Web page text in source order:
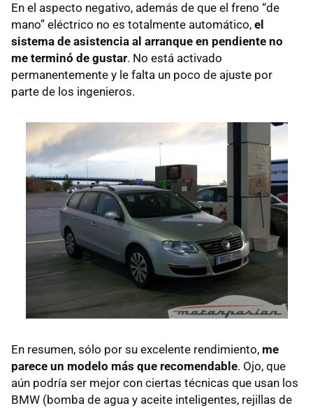
En el aspecto negativo, además de que el freno “de
mano” eléctrico no es totalmente automático, el
sistema de asistencia al arranque en pendiente no
me terminó de gustar. No está activado
permanentemente y le falta un poco de ajuste por
parte de los ingenieros.
En resumen, sólo por su excelente rendimiento, me
parece un modelo más que recomendable. Ojo, que
aún podría ser mejor con ciertas técnicas que usan los
BMW (bomba de agua y aceite inteligentes, rejillas de